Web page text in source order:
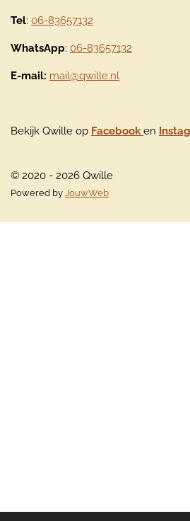
Tel: 06-83657132
WhatsApp: 06-83657132
E-mail: mail@qwille.nl
Bekijk Qwille op Facebook en
© 2020 - 2026 Qwille
Powered by JouwWeb